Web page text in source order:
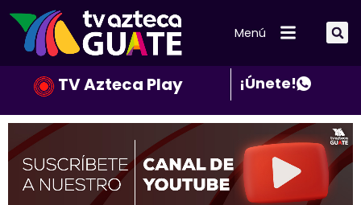
Menú
TV Azteca Play ¡Únete!